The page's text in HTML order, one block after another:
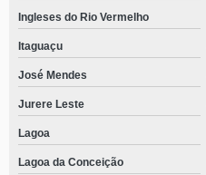
Ingleses do Rio Vermelho
Itaguaçu
José Mendes
Jurere Leste
Lagoa
Lagoa da Conceição